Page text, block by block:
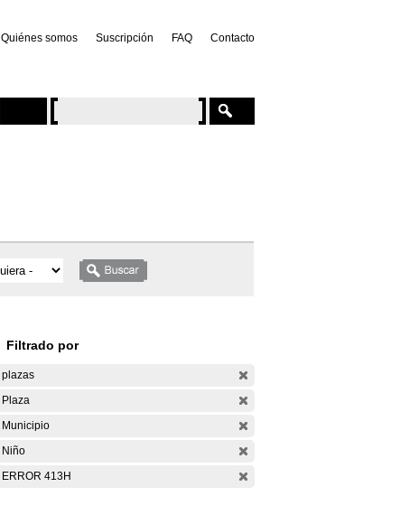
Quiénes somos Suscripción FAQ Contacto
Filtrado por
plazas
Plaza
Municipio
Niño
ERROR 413H